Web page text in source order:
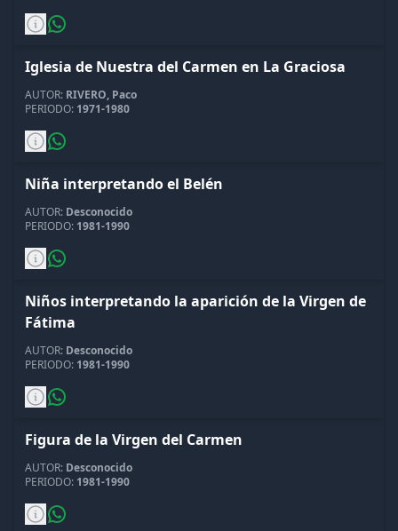
Iglesia de Nuestra del Carmen en La Graciosa
AUTOR: RIVERO, Paco
PERIODO: 1971-1980
Niña interpretando el Belén
AUTOR: Desconocido
PERIODO: 1981-1990
Niños interpretando la aparición de la Virgen de
Fátima
AUTOR: Desconocido
PERIODO: 1981-1990
Figura de la Virgen del Carmen
AUTOR: Desconocido
PERIODO: 1981-1990